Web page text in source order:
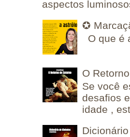
aspectos
✪
O que é
O
Se você
desafios
idade ,